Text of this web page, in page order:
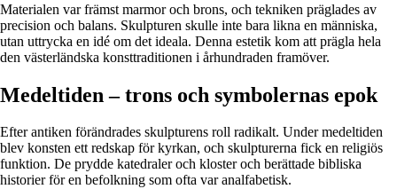
Materialen var främst marmor och brons, och tekniken präglades av
precision och balans. Skulpturen skulle inte bara likna en människa,
utan uttrycka en idé om det ideala. Denna estetik kom att prägla hela
den västerländska konsttraditionen i århundraden framöver.
Medeltiden – trons och symbolernas epok
Efter antiken förändrades skulpturens roll radikalt. Under medeltiden
blev konsten ett redskap för kyrkan, och skulpturerna fick en religiös
funktion. De prydde katedraler och kloster och berättade bibliska
historier för en befolkning som ofta var analfabetisk.